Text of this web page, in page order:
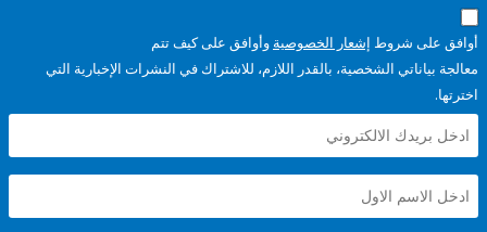
شروطإشعار الخصوصيةوأوافق على كيف تتم
الشخصية، بالقدر اللازم، للاشتراك في النشرات الإخبارية التي